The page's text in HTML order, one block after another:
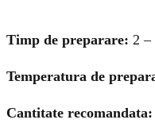
Timp de preparare: 2 –
Temperatura de
Cantitate recomandata: